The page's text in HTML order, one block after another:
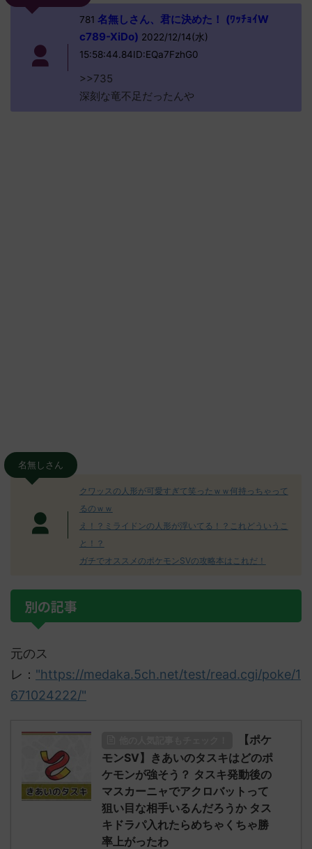
781 名無しさん、君に決めた！ (ﾜｯﾁｮｲW
c789-XiDo) 2022/12/14(水)
15:58:44.84ID:EQa7FzhG0
>>735
深刻な竜不足だったんや
名無しさん
クワッスの人形が可愛すぎて笑ったｗｗ何持っちゃって
るのｗｗ
え！？ミライドンの人形が浮いてる！？これどういうこ
と！？
ガチでオススメのポケモンSVの攻略本はこれだ！
別の記事
元のス
レ： "https://medaka.5ch.net/test/read.cgi/poke/1
671024222/"
【ポケ
モンSV】きあいのタスキはどのポ
ケモンが強そう？ タスキ発動後の
マスカーニャでアクロバットって
狙い目な相手いるんだろうか タス
キドラパ入れたらめちゃくちゃ勝
率上がったわ